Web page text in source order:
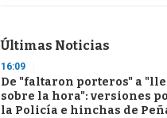
Últimas Noticias
16:09
De "faltaron porteros" a
sobre la hora": versiones
la Policía e hinchas de